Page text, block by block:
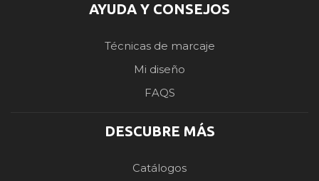
AYUDA Y CONSEJOS
Técnicas de marcaje
Mi diseño
FAQS
DESCUBRE MÁS
Catálogos